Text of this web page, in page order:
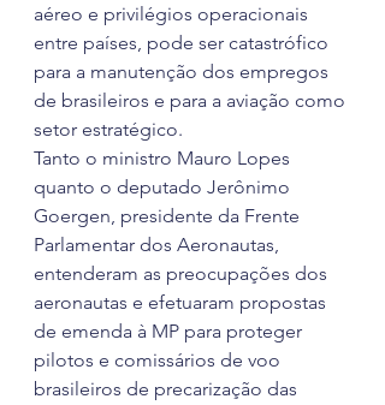
aéreo e privilégios operacionais
entre países, pode ser catastrófico
para a manutenção dos empregos
de brasileiros e para a aviação como
setor estratégico.
Tanto o ministro Mauro Lopes
quanto o deputado Jerônimo
Goergen, presidente da Frente
Parlamentar dos Aeronautas,
entenderam as preocupações dos
aeronautas e efetuaram propostas
de emenda à MP para proteger
pilotos e comissários de voo
brasileiros de precarização das